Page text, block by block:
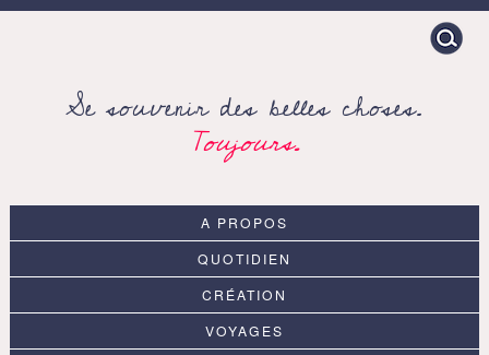
Search
for:
Se souvenir des belles choses.
Toujours.
A PROPOS
QUOTIDIEN
CRÉATION
VOYAGES